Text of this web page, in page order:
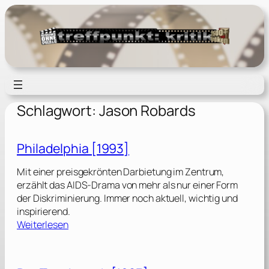
Zum
Inhalt
springen
Schlagwort: Jason Robards
Philadelphia [1993]
Mit einer preisgekrönten Darbietung im Zentrum,
erzählt das AIDS-Drama von mehr als nur einer Form
der Diskriminierung. Immer noch aktuell, wichtig und
inspirierend.
Weiterlesen: